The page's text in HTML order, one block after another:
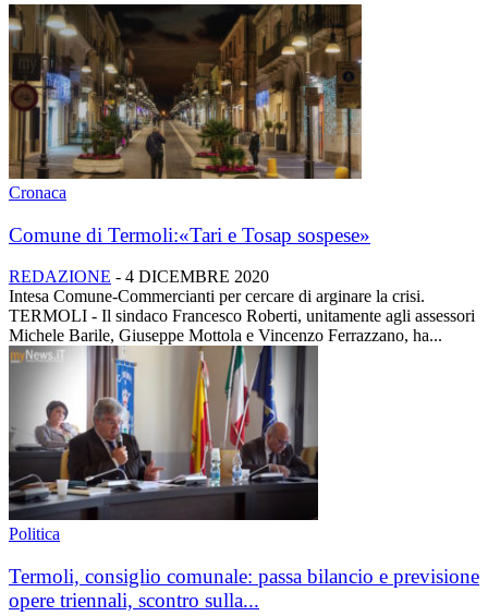
Cronaca
Comune di Termoli:«Tari e Tosap sospese»
REDAZIONE - 4 DICEMBRE 2020
Intesa Comune-Commercianti per cercare di arginare la crisi.
TERMOLI - Il sindaco Francesco Roberti, unitamente agli assessori
Michele Barile, Giuseppe Mottola e Vincenzo Ferrazzano, ha...
Politica
Termoli, consiglio comunale: passa bilancio e previsione
opere triennali, scontro sulla...